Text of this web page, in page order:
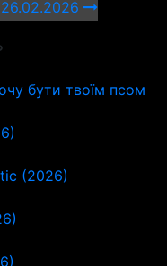
26.02.2026
бути твоїм псом
(2026)